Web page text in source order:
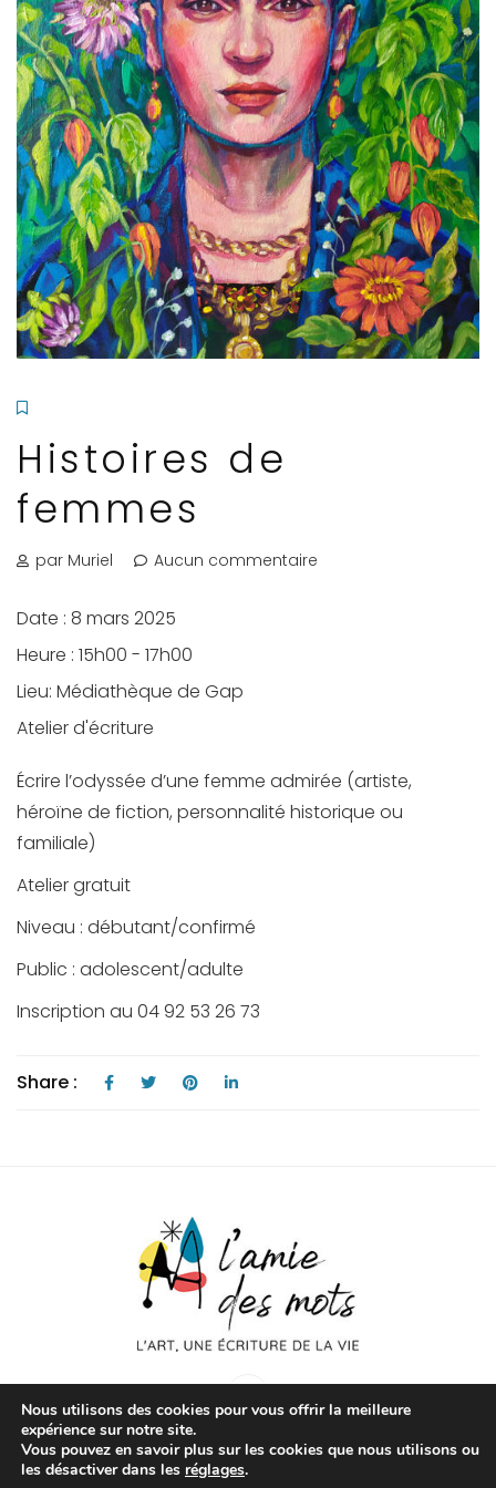
Histoires de
femmes
par Muriel Aucun commentaire
Date : 8 mars 2025
Heure : 15h00 - 17h00
Lieu: Médiathèque de Gap
Atelier d'écriture
Écrire l’odyssée d’une femme admirée (artiste,
héroïne de fiction, personnalité historique ou
familiale)
Atelier gratuit
Niveau : débutant/confirmé
Public : adolescent/adulte
Inscription au 04 92 53 26 73
Share :
Nous utilisons des cookies pour vous offrir la meilleure
expérience sur notre site.
Vous pouvez en savoir plus sur les cookies que nous utilisons ou
les désactiver dans les réglages.